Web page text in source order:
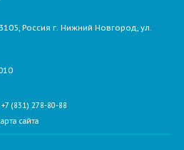
Россия г. Нижний Новгород, ул.
(831) 278-80-88
сайта